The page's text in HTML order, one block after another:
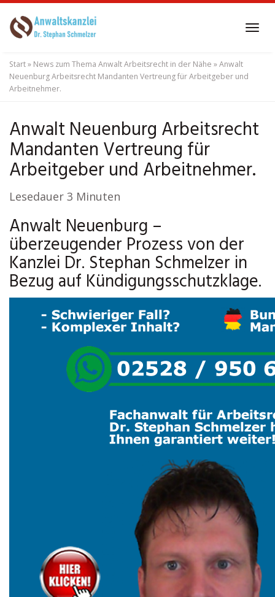
to
content
Start» News zum Thema Anwalt Arbeitsrecht in der Nähe »Anwalt
Neuenburg Arbeitsrecht Mandanten Vertreung für Arbeitgeber und
Arbeitnehmer.
Anwalt Neuenburg Arbeitsrecht
Mandanten Vertreung für
Arbeitgeber und Arbeitnehmer.
Lesedauer 3 Minuten
Anwalt Neuenburg –
überzeugender Prozess von der
Kanzlei Dr. Stephan Schmelzer in
Bezug auf Kündigungsschutzklage.